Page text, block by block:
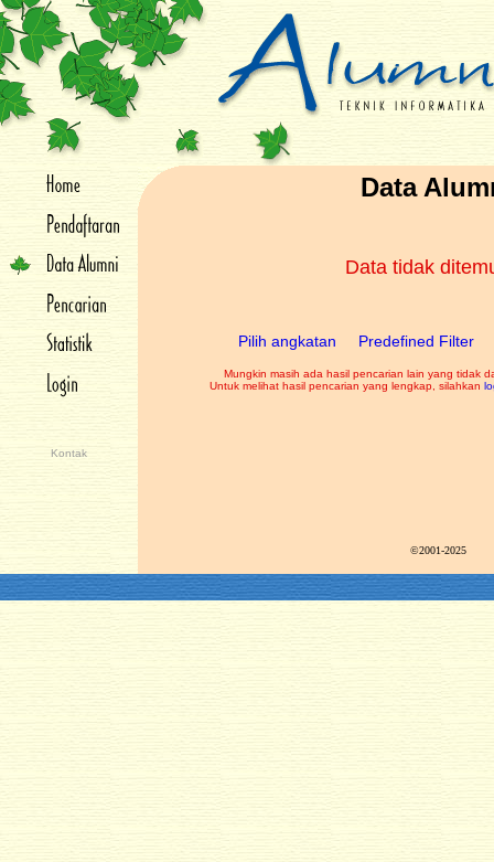
Kontak
Data
Data tidak
Pilih angkatan Predefined Filter
Mungkin masih ada hasil pencarian lain yang tidak
Untuk melihat hasil pencarian yang lengkap, silahkan
©2001-2025